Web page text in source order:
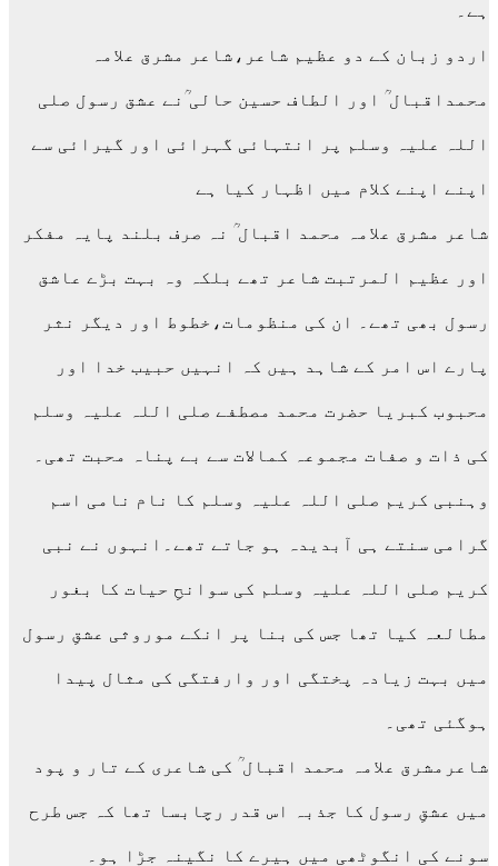
ہے۔
اردو زبان کے دو عظیم شاعر،شاعر مشرق علامہ
محمداقبال ؒ اور الطاف حسین حالی ؒنے عشق رسول صلی
اللہ علیہ وسلم پر انتہائی گہرائی اور گیرائی سے
اپنے اپنے کلام میں اظہار کیا ہے
شاعر مشرق علامہ محمد اقبال ؒ نہ صرف بلند پایہ مفکر
اور عظیم المرتبت شاعر تھے بلکہ وہ بہت بڑے عاشق
رسول بھی تھے۔ ان کی منظومات،خطوط اور دیگر نثر
پارے اس امر کے شاہد ہیں کہ انہیں حبیب خدا اور
محبوب کبریا حضرت محمد مصطفے صلی اللہ علیہ وسلم
کی ذات و صفات مجموعہ کمالات سے بے پناہ محبت تھی۔
وہنبی کریم صلی اللہ علیہ وسلم کا نام نامی اسم
گرامی سنتے ہی آبدیدہ ہو جاتے تھے۔انہوں نے نبی
کریم صلی اللہ علیہ وسلم کی سوانحِ حیات کا بغور
مطالعہ کیا تھا جس کی بنا پر انکے موروثی عشقِ رسول
میں بہت زیادہ پختگی اور وارفتگی کی مثال پیدا
ہوگئی تھی۔
شاعرمشرق علامہ محمد اقبال ؒ کی شاعری کے تار و پود
میں عشقِ رسول کا جذبہ اس قدر رچابسا تھا کہ جس طرح
سونے کی انگوٹھی میں ہیرے کا نگینہ جڑا ہو۔